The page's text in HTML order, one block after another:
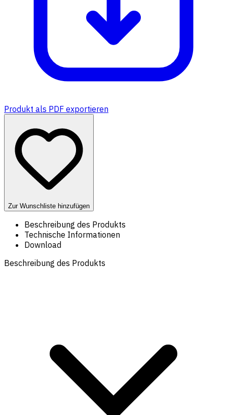
Produkt als PDF exportieren
Zur Wunschliste hinzufügen
Beschreibung des Produkts
Technische Informationen
Download
Beschreibung des Produkts